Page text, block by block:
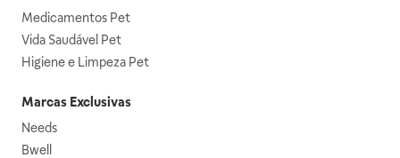
Medicamentos Pet
Vida Saudável Pet
Higiene e Limpeza Pet
Marcas Exclusivas
Needs
Bwell